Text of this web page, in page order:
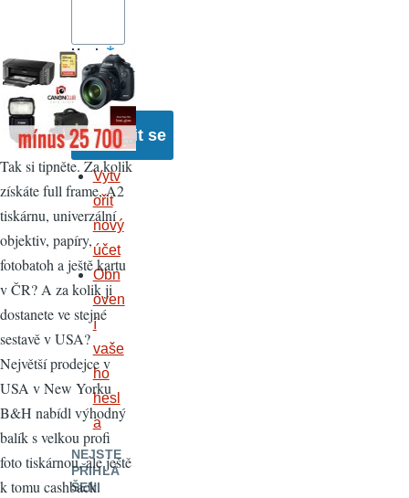
Tak si tipněte. Za kolik
získáte full frame, A2
tiskárnu, univerzální
objektiv, papíry,
fotobatoh a ještě kartu
v ČR? A za kolik ji
dostanete ve stejné
sestavě v USA?
Největší prodejce v
USA v New Yorku
B&H nabídl výhodný
balík s velkou profi
foto tiskárnou, ale ještě
k tomu cashback.
Heslo
Vytv
ořit
nový
účet
Obn
oven
í
vaše
ho
hesl
a
NEJSTE
PŘIHLÁ
ŠENI